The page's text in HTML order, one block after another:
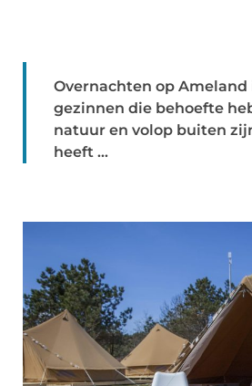
Overnachten op Ameland
gezinnen die behoefte
natuur en volop buiten
heeft ...